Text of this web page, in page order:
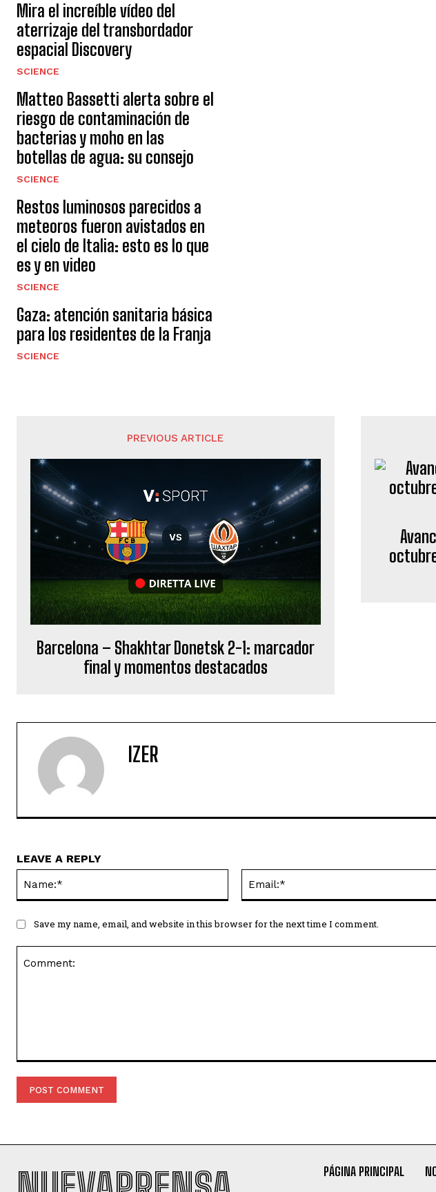
Mira el increíble vídeo del
aterrizaje del transbordador
espacial Discovery
SCIENCE
Matteo Bassetti alerta sobre el
riesgo de contaminación de
bacterias y moho en las
botellas de agua: su consejo
SCIENCE
Restos luminosos parecidos a
meteoros fueron avistados en
el cielo de Italia: esto es lo que
es y en video
SCIENCE
Gaza: atención sanitaria básica
para los residentes de la Franja
SCIENCE
PREVIOUS ARTICLE
Barcelona – Shakhtar Donetsk 2-1: marcador
final y momentos destacados
IZER
LEAVE A REPLY
Save my name, email, and website in this browser for the next time I comment.
PÁGINA PRINCIPAL